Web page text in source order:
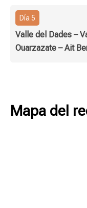
Día 5
Valle del Dades –
Ouarzazate – Ait
Mapa del